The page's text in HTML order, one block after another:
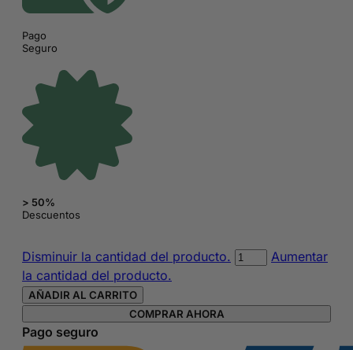
Pago
Seguro
> 50%
Descuentos
Disminuir la cantidad del producto. EsmalteAumentar
la cantidad del producto.
AÑADIR AL CARRITO
COMPRAR AHORA
Pago seguro